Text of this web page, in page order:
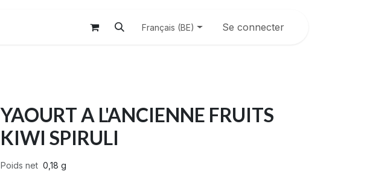
Français (BE) Se connecter
YAOURT A L'ANCIENNE FRUITS
KIWI SPIRULI
Poids net 0,18 g